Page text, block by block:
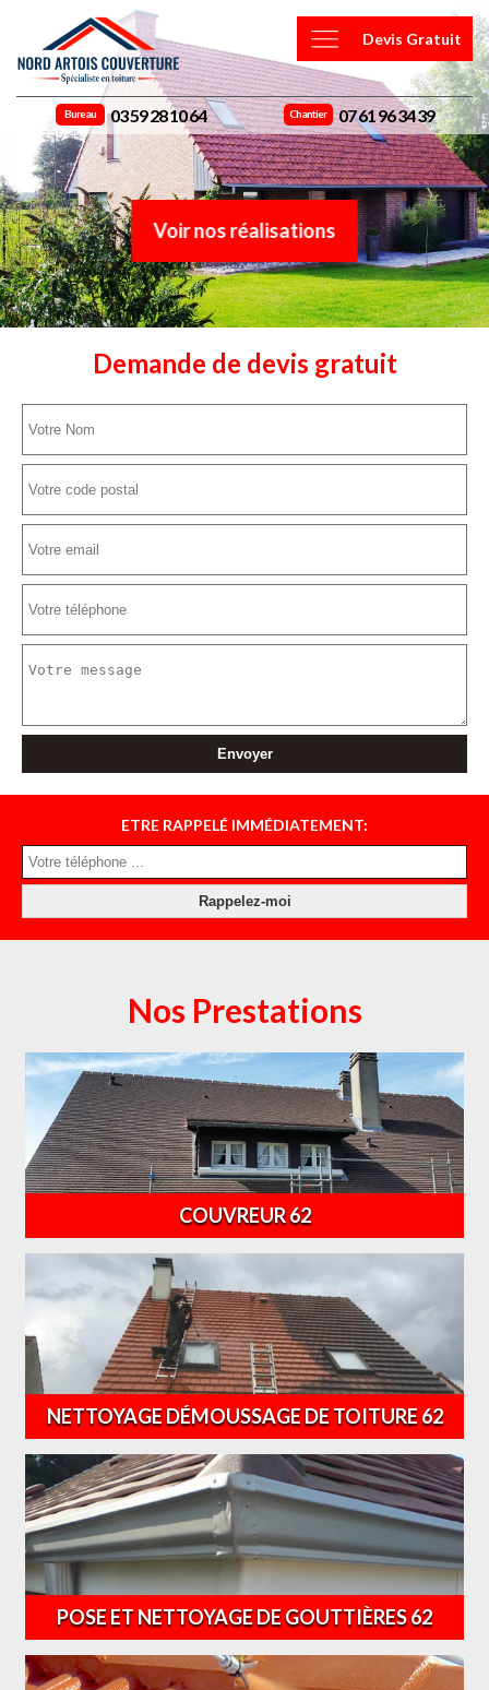
Devis Gratuit
Bureau 03 59 28 10 64 Chantier 07 61 96 34 39
Voir nos réalisations
Demande de devis gratuit
ETRE RAPPELÉ IMMÉDIATEMENT:
Nos Prestations
COUVREUR 62
NETTOYAGE DÉMOUSSAGE DE TOITURE 62
POSE ET NETTOYAGE DE GOUTTIÈRES 62